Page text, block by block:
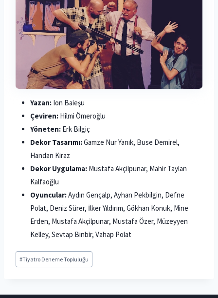
Yazan: Ion Baieşu
Çeviren: Hilmi Ömeroğlu
Yöneten: Erk Bilgiç
Dekor Tasarımı:Gamze Nur Yanık, Buse Demirel,
Handan Kiraz
Dekor Uygulama: Mustafa Akçilpunar, Mahir Taylan
Kalfaoğlu
Oyuncular:Aydın Gençalp, Ayhan Pekbilgin, Defne
Polat, Deniz Sürer, İlker Yıldırım, Gökhan Konuk, Mine
Erden, Mustafa Akçilpunar, Mustafa Özer, Müzeyyen
Kelley, Sevtap Binbir, Vahap Polat
Post
Tags:
#Tiyatro Deneme Topluluğu